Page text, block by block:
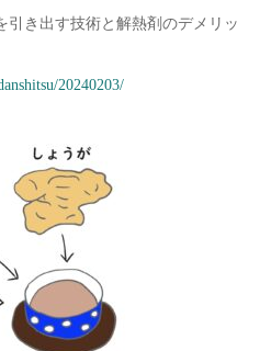
引き出す技術と解熱剤のデメリッ
20240203/